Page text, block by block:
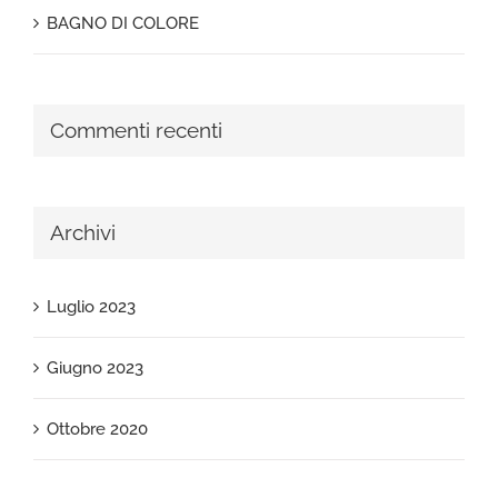
BAGNO DI COLORE
Commenti recenti
Archivi
Luglio 2023
Giugno 2023
Ottobre 2020